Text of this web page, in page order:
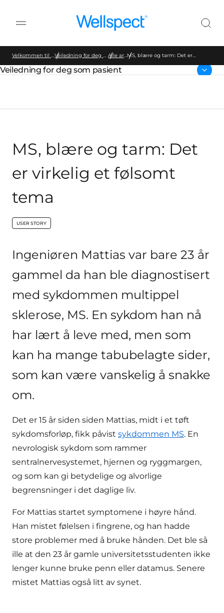
Wellspect
Velkommen til Wellspect Veiledning for deg som pasient Alle artiklerMS, blære og tarm: Det er
Parent page:
Veiledning for deg som pasient
MS, blære og tarm: Det
er virkelig et følsomt
tema
key:global.content-type:
USER STORY
Ingeniøren Mattias var bare 23 år
gammel da han ble diagnostisert
med sykdommen multippel
sklerose, MS. En sykdom han nå
har lært å leve med, men som
kan ha mange tabubelagte sider,
som kan være vanskelig å snakke
om.
Det er 15 år siden siden Mattias, midt i et tøft
sykdomsforløp, fikk påvist sykdommen MS. En
nevrologisk sykdom som rammer
sentralnervesystemet, hjernen og ryggmargen,
og som kan gi betydelige og alvorlige
begrensninger i det daglige liv.
For Mattias startet symptomene i høyre hånd.
Han mistet følelsen i fingrene, og han hadde
store problemer med å bruke hånden. Det ble så
ille at den 23 år gamle universitetsstudenten ikke
lenger kunne bruke penn eller datamus. Senere
mistet Mattias også litt av synet.